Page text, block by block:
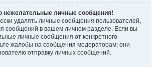
нежелательные личные сообщения!
удалять личные сообщения пользователей,
сообщений в вашем личном разделе. Если вы
личные сообщения от конкретного
жалобы на сообщения модераторам; они
отправку личных сообщений.